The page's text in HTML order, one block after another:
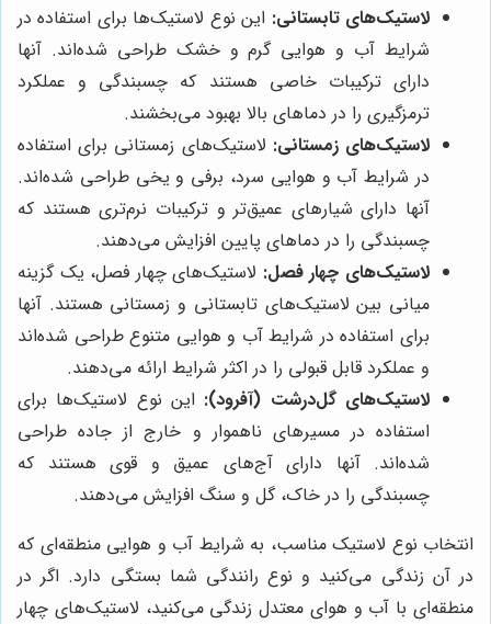
لاستیک‌های تابستانی: این نوع لاستیک‌ها برای استفاده در
شرایط آب و هوایی گرم و خشک طراحی شده‌اند. آنها
دارای ترکیبات خاصی هستند که چسبندگی و عملکرد
ترمزگیری را در دماهای بالا بهبود می‌بخشند.
لاستیک‌های زمستانی: لاستیک‌های زمستانی برای استفاده
در شرایط آب و هوایی سرد، برفی و یخی طراحی شده‌اند.
آنها دارای شیارهای عمیق‌تر و ترکیبات نرم‌تری هستند که
چسبندگی را در دماهای پایین افزایش می‌دهند.
لاستیک‌های چهار فصل: لاستیک‌های چهار فصل، یک گزینه
میانی بین لاستیک‌های تابستانی و زمستانی هستند. آنها
برای استفاده در شرایط آب و هوایی متنوع طراحی شده‌اند
و عملکرد قابل قبولی را در اکثر شرایط ارائه می‌دهند.
لاستیک‌های گل‌درشت (آفرود): این نوع لاستیک‌ها برای
استفاده در مسیرهای ناهموار و خارج از جاده طراحی
شده‌اند. آنها دارای آج‌های عمیق و قوی هستند که
چسبندگی را در خاک، گل و سنگ افزایش می‌دهند.
انتخاب نوع لاستیک مناسب، به شرایط آب و هوایی منطقه‌ای که
در آن زندگی می‌کنید و نوع رانندگی شما بستگی دارد. اگر در
منطقه‌ای با آب و هوای معتدل زندگی می‌کنید، لاستیک‌های چهار